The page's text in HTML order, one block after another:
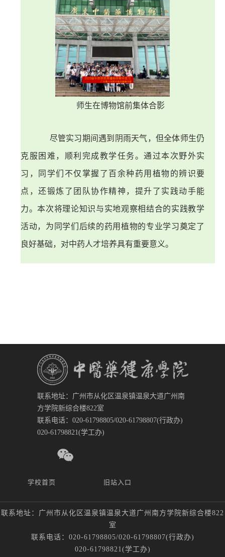
师生在博物馆前集体合影
尽管实习期间遇到阴雨天气，但全体师生仍
克服困难，顺利完成教学任务。通过本次野外实
习，同学们不仅掌握了百余种药用植物的辨识要
点，还锻炼了团队协作精神，提升了实践动手能
力。本次将理论知识与实地观察相结合的实践教学
活动，为同学们后续的药用植物的专业学习奠定了
良好基础，对中药人才培养具有重要意义。
联系地址：广州市从化区温泉镇温泉大道广州南
方学院新综合楼822室
联系电话：020-61798805/020-61798807(行政办)
020-61798821(学工办)
学校首页 旧站入口
联系地址：广州市从化区温泉镇温泉大道广州南方学院新综合楼822
室
联系电话：020-61798805/020-61798807(行政办)
020-61798821(学工办)